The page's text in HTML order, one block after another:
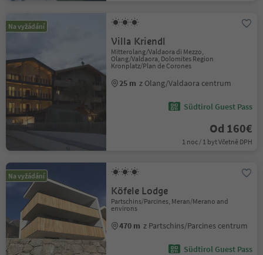
Na vyžádání
Villa Kriendl
Mitterolang/Valdaora di Mezzo,
Olang/Valdaora, Dolomites Region
Kronplatz/Plan de Corones
25 m z Olang/Valdaora centrum
Südtirol Guest Pass
Od 160€
1 noc / 1 byt Včetně DPH
Na vyžádání
Köfele Lodge
Partschins/Parcines, Meran/Merano and
environs
470 m z Partschins/Parcines centrum
Südtirol Guest Pass